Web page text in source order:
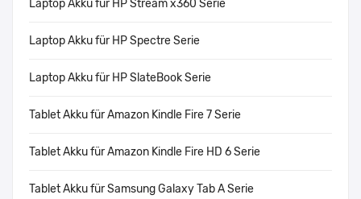
Laptop Akku für HP Stream x360 Serie
Laptop Akku für HP Spectre Serie
Laptop Akku für HP SlateBook Serie
Tablet Akku für Amazon Kindle Fire 7 Serie
Tablet Akku für Amazon Kindle Fire HD 6 Serie
Tablet Akku für Samsung Galaxy Tab A Serie